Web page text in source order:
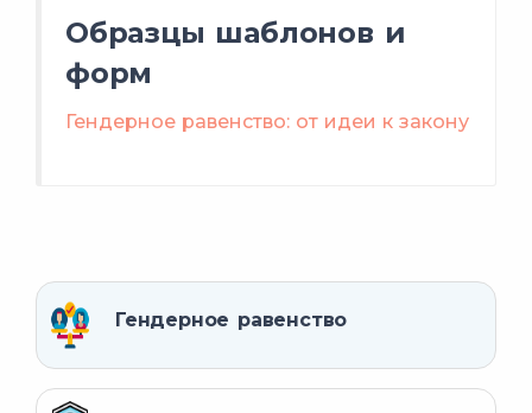
Образцы шаблонов и
форм
Гендерное равенство: от идеи к закону
Гендерное равенство